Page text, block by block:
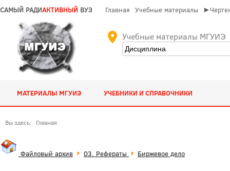
САМЫЙ РАДИАКТИВНЫЙ ВУЗ Главная Учебные материалы
Учебные материалы МГУИЭ
МАТЕРИАЛЫ МГУИЭ УЧЕБНИКИ И СПРАВОЧНИКИ
Вы здесь: Главная
Файловый архив 03. Рефераты Биржевое дело